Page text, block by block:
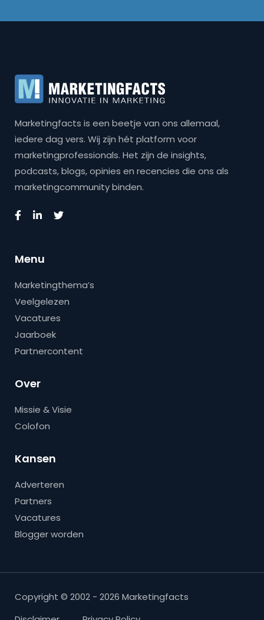
Marketingfacts is een beetje van ons allemaal,
iedere dag vers. Wij zijn hét platform voor
marketingprofessionals. Het zijn de insights,
podcasts, blogs, opinies en recencies die ons als
marketingcommunity binden.
Menu
Marketingthema’s
Veelgelezen
Vacatures
Jaarboek
Partnercontent
Over
Missie & Visie
Colofon
Kansen
Adverteren
Partners
Vacatures
Blogger worden
Copyright © 2002 - 2026 Marketingfacts